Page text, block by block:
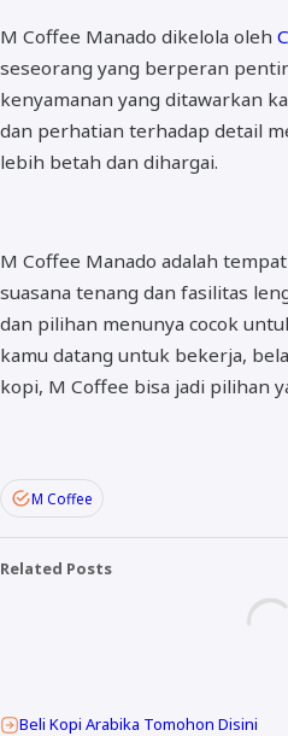
M Coffee Manado dikelola oleh
seseorang yang berperan
kenyamanan yang ditawarkan
dan perhatian terhadap detail
lebih betah dan dihargai.
M Coffee Manado adalah
suasana tenang dan fasilitas
dan pilihan menunya cocok
kamu datang untuk bekerja,
kopi, M Coffee bisa jadi pilihan
M Coffee
Related Posts
Beli Kopi Arabika Tomohon Disini